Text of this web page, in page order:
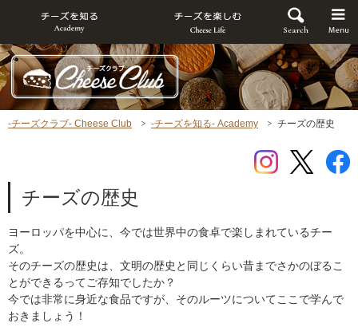
-チーズクラブ- Cheese Club -チーズを知る- Academy チーズの歴史
チーズの歴史
ヨーロッパを中心に、今では世界中の食卓で楽しまれているチー
ズ。
そのチーズの歴史は、文明の歴史と同じくらい昔までさかのぼるこ
とができるってご存知でしたか？
今では非常に身近な食品ですが、そのルーツについてここで学んで
おきましょう！